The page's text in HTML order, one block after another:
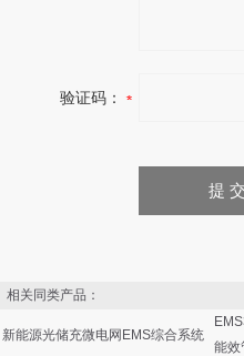
验证码：
相关同类产品：
新能源光储充微电网EMS综合系统
能效